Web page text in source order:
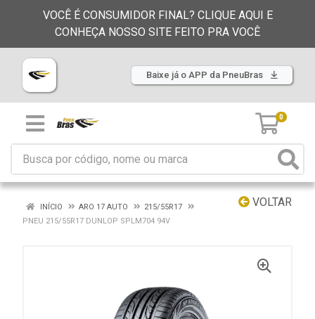
VOCÊ É CONSUMIDOR FINAL? CLIQUE AQUI E
CONHEÇA NOSSO SITE FEITO PRA VOCÊ
Baixe já o APP da PneuBras
0
VOLTAR
INÍCIO ARO 17 AUTO
215/55R17
PNEU 215/55R17 DUNLOP SPLM704 94V